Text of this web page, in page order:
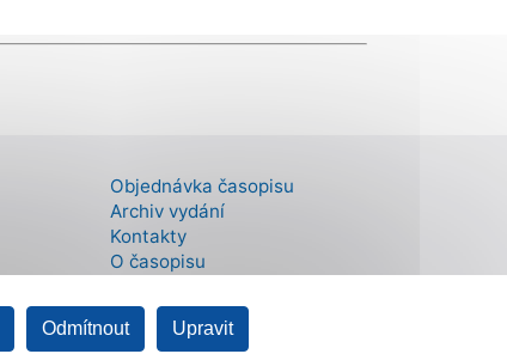
Objednávka časopisu
Archiv vydání
Kontakty
O časopisu
Státní fond životního prostředí ČR
Odmítnout Upravit